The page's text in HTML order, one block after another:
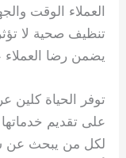
العملاء الوقت
تنظيف صحية لا
يضمن رضا
توفر الحياة كلين
على تقديم خدماتها
لكل من يبحث عن